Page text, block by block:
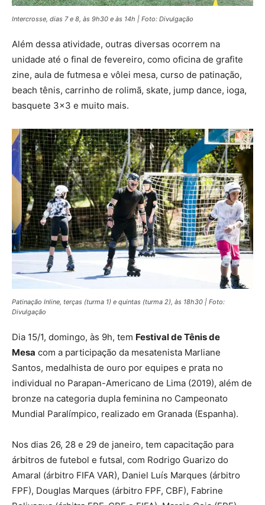
Intercrosse, dias 7 e 8, às 9h30 e às 14h | Foto: Divulgação
Além dessa atividade, outras diversas ocorrem na
unidade até o final de fevereiro, como oficina de grafite
zine, aula de futmesa e vôlei mesa, curso de patinação,
beach tênis, carrinho de rolimã, skate, jump dance, ioga,
basquete 3×3 e muito mais.
Patinação Inline, terças (turma 1) e quintas (turma 2), às 18h30 | Foto:
Divulgação
Dia 15/1, domingo, às 9h, tem Festival de Tênis de
Mesa com a participação da mesatenista Marliane
Santos, medalhista de ouro por equipes e prata no
individual no Parapan-Americano de Lima (2019), além de
bronze na categoria dupla feminina no Campeonato
Mundial Paralímpico, realizado em Granada (Espanha).
Nos dias 26, 28 e 29 de janeiro, tem capacitação para
árbitros de futebol e futsal, com Rodrigo Guarizo do
Amaral (árbitro FIFA VAR), Daniel Luís Marques (árbitro
FPF), Douglas Marques (árbitro FPF, CBF), Fabrine